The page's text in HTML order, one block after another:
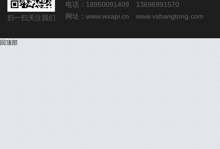
扫一扫关注我们
电话：18950091409 13696991570
网址： www.wxapi.cn www.vshangtong.com
回顶部